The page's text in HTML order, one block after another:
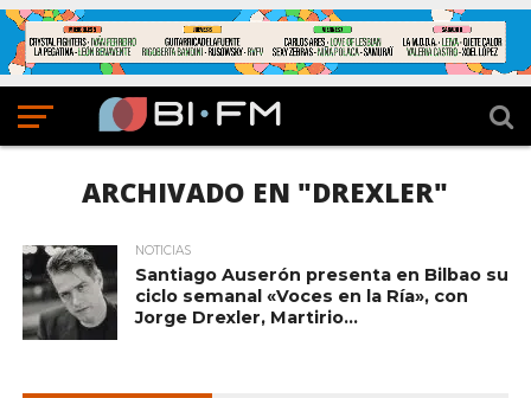
ARCHIVADO EN "DREXLER"
NOTICIAS
Santiago Auserón presenta en Bilbao su
ciclo semanal «Voces en la Ría», con
Jorge Drexler, Martirio…